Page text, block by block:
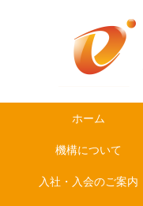
ホーム
機構について
入社・入会のご案内